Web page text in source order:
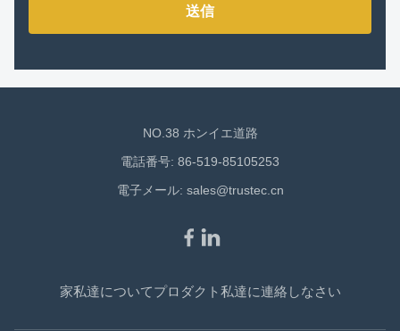
送信
NO.38 ホンイエ道路
電話番号: 86-519-85105253
電子メール: sales@trustec.cn
家私達についてプロダクト 私達に連絡しなさい